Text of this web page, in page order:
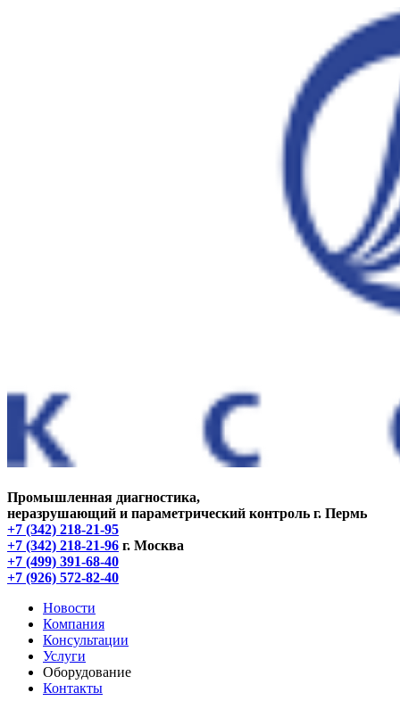
Промышленная диагностика,
неразрушающий и параметрический контроль г. Пермь
+7 (342) 218-21-95
+7 (342) 218-21-96 г. Москва
+7 (499) 391-68-40
+7 (926) 572-82-40
Новости
Компания
Консультации
Услуги
Оборудование
Контакты